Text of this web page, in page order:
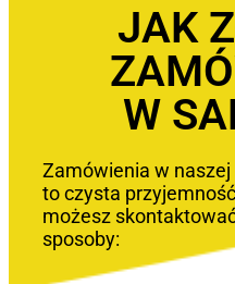
JAK
W
Zamówienia w
to czysta
możesz
sposoby: